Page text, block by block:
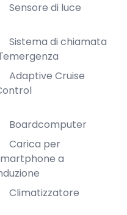
Sensore di luce
Sistema di chiamata
Adaptive Cruise
Boardcomputer
Carica per
a
Climatizzatore